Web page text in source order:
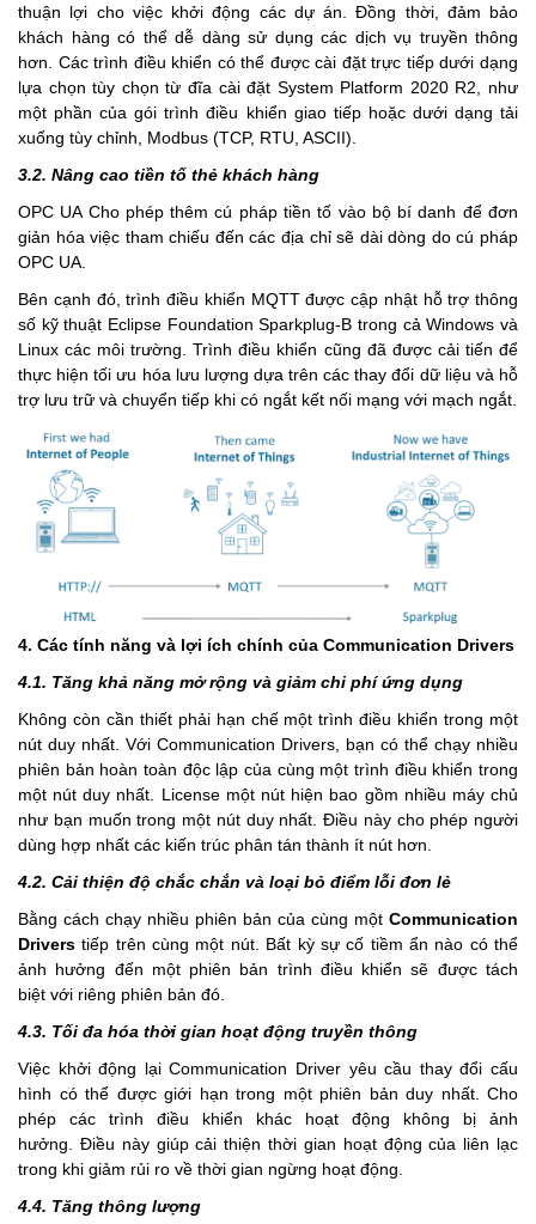
thuận lợi cho việc khởi động các dự án. Đồng thời, đảm bảo
khách hàng có thể dễ dàng sử dụng các dịch vụ truyền thông
hơn. Các trình điều khiển có thể được cài đặt trực tiếp dưới dạng
lựa chọn tùy chọn từ đĩa cài đặt System Platform 2020 R2, như
một phần của gói trình điều khiển giao tiếp hoặc dưới dạng tải
xuống tùy chỉnh, Modbus (TCP, RTU, ASCII).
3.2. Nâng cao tiền tố thẻ khách hàng
OPC UA Cho phép thêm cú pháp tiền tố vào bộ bí danh để đơn
giản hóa việc tham chiếu đến các địa chỉ sẽ dài dòng do cú pháp
OPC UA.
Bên cạnh đó, trình điều khiển MQTT được cập nhật hỗ trợ thông
số kỹ thuật Eclipse Foundation Sparkplug-B trong cả Windows và
Linux các môi trường. Trình điều khiển cũng đã được cải tiến để
thực hiện tối ưu hóa lưu lượng dựa trên các thay đổi dữ liệu và hỗ
trợ lưu trữ và chuyển tiếp khi có ngắt kết nối mạng với mạch ngắt.
4. Các tính năng và lợi ích chính của Communication Drivers
4.1. Tăng khả năng mở rộng và giảm chi phí ứng dụng
Không còn cần thiết phải hạn chế một trình điều khiển trong một
nút duy nhất. Với Communication Drivers, bạn có thể chạy nhiều
phiên bản hoàn toàn độc lập của cùng một trình điều khiển trong
một nút duy nhất. License một nút hiện bao gồm nhiều máy chủ
như bạn muốn trong một nút duy nhất. Điều này cho phép người
dùng hợp nhất các kiến trúc phân tán thành ít nút hơn.
4.2. Cải thiện độ chắc chắn và loại bỏ điểm lỗi đơn lẻ
Bằng cách chạy nhiều phiên bản của cùng một Communication
Drivers tiếp trên cùng một nút. Bất kỳ sự cố tiềm ẩn nào có thể
ảnh hưởng đến một phiên bản trình điều khiển sẽ được tách
biệt với riêng phiên bản đó.
4.3. Tối đa hóa thời gian hoạt động truyền thông
Việc khởi động lại Communication Driver yêu cầu thay đổi cấu
hình có thể được giới hạn trong một phiên bản duy nhất. Cho
phép các trình điều khiển khác hoạt động không bị ảnh
hưởng. Điều này giúp cải thiện thời gian hoạt động của liên lạc
trong khi giảm rủi ro về thời gian ngừng hoạt động.
4.4. Tăng thông lượng